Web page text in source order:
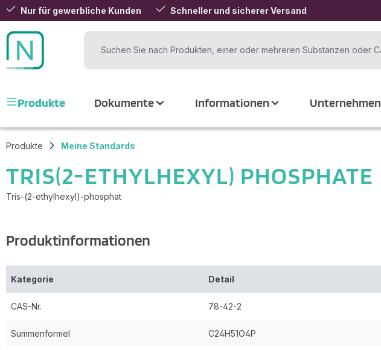
Hauptinhalt springen
Zur Suche springen
Zur Hauptnavigation springen
Nur für gewerbliche Kunden Schneller und sicherer Versand
Produkte Dokumente Informationen Unternehmen
Produkte Meine Standards
TRIS(2-ETHYLHEXYL) PHOSPHATE
Tris-(2-ethylhexyl)-phosphat
Produktinformationen
Kategorie Detail
CAS-Nr. 78-42-2
Summenformel C24H51O4P